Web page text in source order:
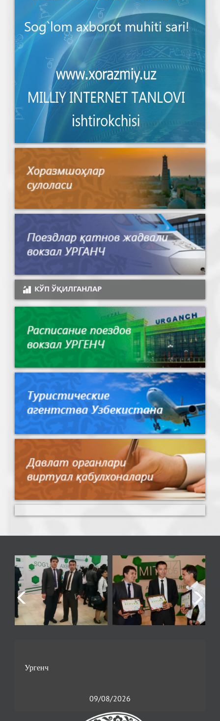
КЎП ЎҚИЛГАНЛАР
09/08/2026